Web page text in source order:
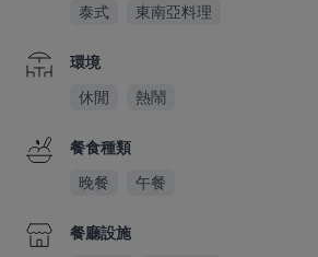
泰式
東南亞料理
環境
休閒
熱鬧
餐食種類
晚餐
午餐
餐廳設施